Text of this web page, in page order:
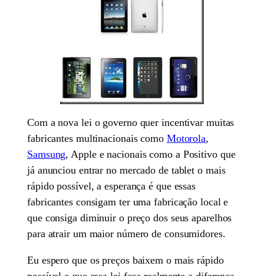
Com a nova lei o governo quer incentivar muitas
fabricantes multinacionais como Motorola,
Samsung, Apple e nacionais como a Positivo que
já anunciou entrar no mercado de tablet o mais
rápido possível, a esperança é que essas
fabricantes consigam ter uma fabricação local e
que consiga diminuir o preço dos seus aparelhos
para atrair um maior número de consumidores.
Eu espero que os preços baixem o mais rápido